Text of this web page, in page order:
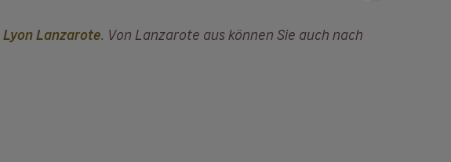
Lyon Lanzarote . Von Lanzarote aus können Sie auch nach